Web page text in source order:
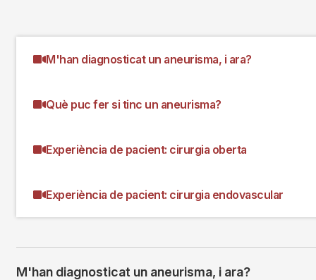
M'han diagnosticat un aneurisma, i ara?
Què puc fer si tinc un aneurisma?
Experiència de pacient: cirurgia oberta
Experiència de pacient: cirurgia endovascular
M'han diagnosticat un aneurisma, i ara?